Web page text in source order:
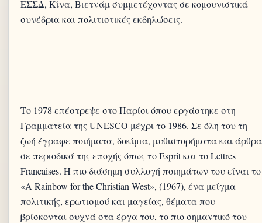
ΕΣΣΔ, Κίνα, Βιετνάμ συμμετέχοντας σε κομουνιστικά
Το 1978 επέστρεψε στο Παρίσι όπου εργάστηκε στη
Γραμματεία της UNESCO μέχρι το 1986. Σε όλη του τη
ζωή έγραφε ποιήματα, δοκίμια, μυθιστορήματα και άρθρα
σε περιοδικά της εποχής όπως το Esprit και το Lettres
Francaises. Η πιο διάσημη συλλογή ποιημάτων του είναι το
«A Rainbow for the Christian West», (1967), ένα μείγμα
πολιτικής, ερωτισμού και μαγείας, θέματα που
βρίσκονται συχνά στα έργα του, το πιο σημαντικό του